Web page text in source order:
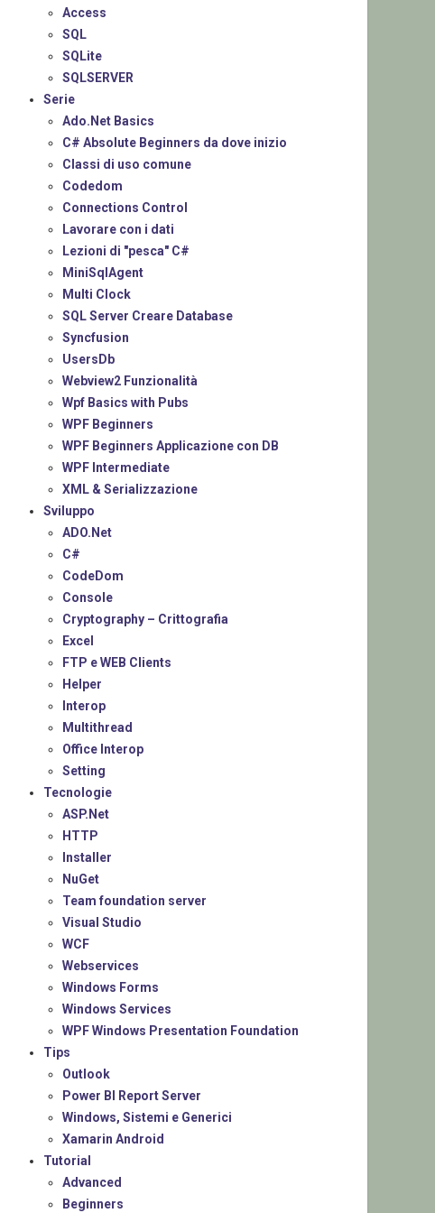
Access
SQL
SQLite
SQLSERVER
Serie
Ado.Net Basics
C# Absolute Beginners da dove inizio
Classi di uso comune
Codedom
Connections Control
Lavorare con i dati
Lezioni di "pesca" C#
MiniSqlAgent
Multi Clock
SQL Server Creare Database
Syncfusion
UsersDb
Webview2 Funzionalità
Wpf Basics with Pubs
WPF Beginners
WPF Beginners Applicazione con DB
WPF Intermediate
XML & Serializzazione
Sviluppo
ADO.Net
C#
CodeDom
Console
Cryptography – Crittografia
Excel
FTP e WEB Clients
Helper
Interop
Multithread
Office Interop
Setting
Tecnologie
ASP.Net
HTTP
Installer
NuGet
Team foundation server
Visual Studio
WCF
Webservices
Windows Forms
Windows Services
WPF Windows Presentation Foundation
Tips
Outlook
Power BI Report Server
Windows, Sistemi e Generici
Xamarin Android
Tutorial
Advanced
Beginners